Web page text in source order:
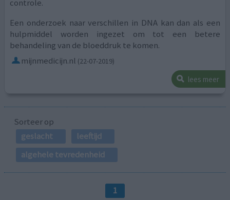
controle.
Een onderzoek naar verschillen in DNA kan dan als een
hulpmiddel worden ingezet om tot een betere
behandeling van de bloeddruk te komen.
mijnmedicijn.nl (22-07-2019)
lees meer
Sorteer op
geslacht
leeftijd
algehele tevredenheid
1